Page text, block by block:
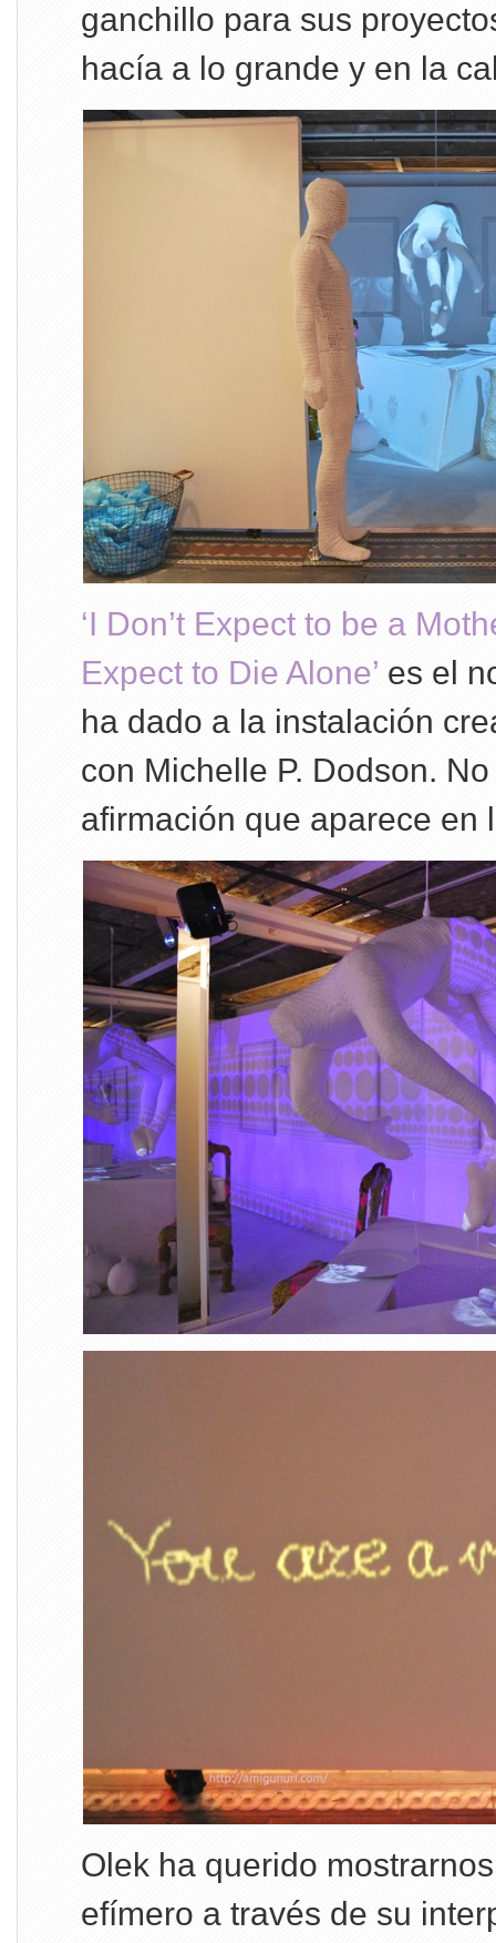
ganchillo para sus
hacía a lo grande y en la
‘I Don’t Expect to be a
Expect to Die Alone’ es el
ha dado a la instalación
con Michelle P. Dodson.
afirmación que aparece en
Olek ha querido
efímero a través de su